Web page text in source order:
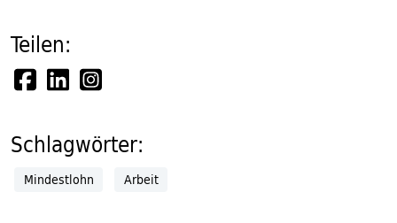
Teilen:
Schlagwörter:
Mindestlohn Arbeit